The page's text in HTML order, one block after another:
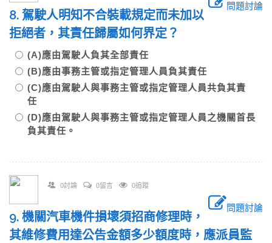
問題討論
8. 駕駛人明知不合裝載規定而未加以
拒絕者，其責任歸屬如何界定？
(A)應由駕駛人負其全部責任
(B)應由事務主管或指定管理人員負其責任
(C)應由駕駛人與事務主管或指定管理人員共負其責
任
(D)應由駕駛人與事務主管或指定管理人員之機關首長
負其責任。
0討論 0留言 0追蹤
問題討論
9. 機關汽車機件損壞須招商修理時，
其維修費用達公告金額多少額度時，應派員監